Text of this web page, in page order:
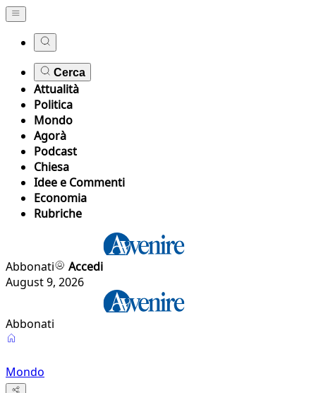
Cerca
Attualità
Politica
Mondo
Agorà
Podcast
Chiesa
Idee e Commenti
Economia
Rubriche
Abbonati
Accedi
August 9, 2026
Abbonati
Mondo